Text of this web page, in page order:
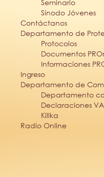
Seminario
Sínodo Jóvenes
Contáctanos
Departamento de
Protocolos
Documentos
Informaciones
Ingreso
Departamento de
Departamento
Declaraciones VA
Killka
Radio Online